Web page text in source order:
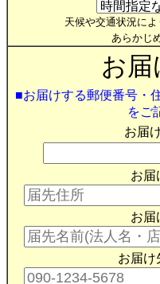
天候や交通状況に
あらかじ
お届
■お届けする郵便番号・
をご
お届
お届
お届
お届け